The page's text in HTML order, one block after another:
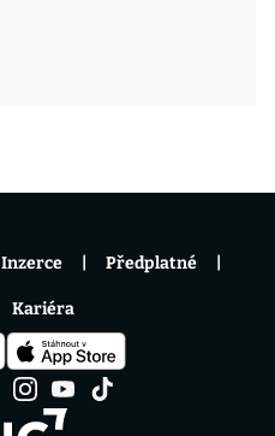
Inzerce Předplatné
Kariéra